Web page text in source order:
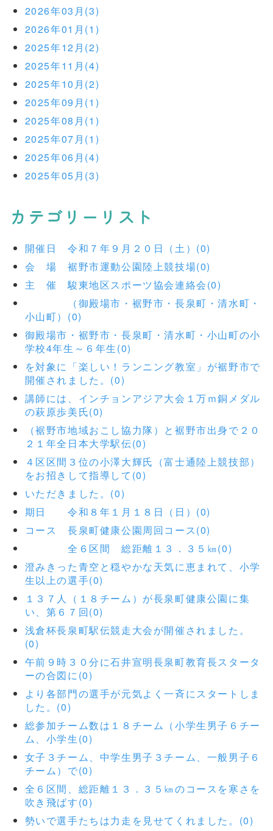
2026年03月(3)
2026年01月(1)
2025年12月(2)
2025年11月(4)
2025年10月(2)
2025年09月(1)
2025年08月(1)
2025年07月(1)
2025年06月(4)
2025年05月(3)
カテゴリーリスト
開催日 令和７年９月２０日（土）(0)
会 場 裾野市運動公園陸上競技場(0)
主 催 駿東地区スポーツ協会連絡会(0)
（御殿場市・裾野市・長泉町・清水町・
小山町）(0)
御殿場市・裾野市・長泉町・清水町・小山町の小
学校4年生～６年生(0)
を対象に「楽しい！ランニング教室」が裾野市で
開催されました。(0)
講師には、インチョンアジア大会１万ｍ銅メダル
の萩原歩美氏(0)
（裾野市地域おこし協力隊）と裾野市出身で２０
２１年全日本大学駅伝(0)
４区区間３位の小澤大輝氏（富士通陸上競技部）
をお招きして指導して(0)
いただきました。(0)
期日 令和８年１月１８日（日）(0)
コース 長泉町健康公園周回コース(0)
全６区間 総距離１３．３５㎞(0)
澄みきった青空と穏やかな天気に恵まれて、小学
生以上の選手(0)
１３７人（１８チーム）が長泉町健康公園に集
い、第６７回(0)
浅倉杯長泉町駅伝競走大会が開催されました。
(0)
午前９時３０分に石井宣明長泉町教育長スタータ
ーの合図に(0)
より各部門の選手が元気よく一斉にスタートしま
した。(0)
総参加チーム数は１８チーム（小学生男子６チー
ム、小学生(0)
女子３チーム、中学生男子３チーム、一般男子６
チーム）で(0)
全６区間、総距離１３．３５㎞のコースを寒さを
吹き飛ばす(0)
勢いで選手たちは力走を見せてくれました。(0)